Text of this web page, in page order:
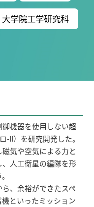
大学院工学研究科
機器を使用しない超
-II）を研究開発した。
気や空気による力と
人工衛星の編隊を形
、余裕ができたスペ
といったミッション